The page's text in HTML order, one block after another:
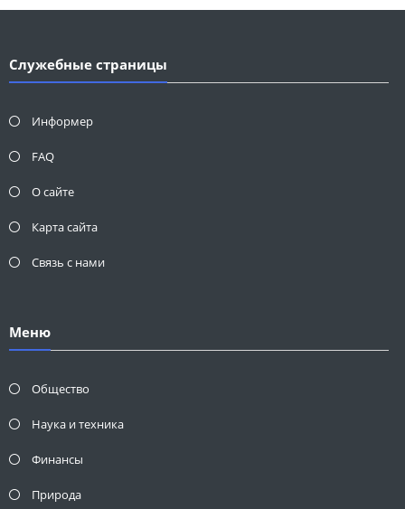
Служебные страницы
Информер
FAQ
О сайте
Карта сайта
Связь с нами
Меню
Общество
Наука и техника
Финансы
Природа